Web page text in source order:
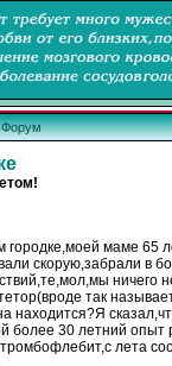
Форум
городке,моей маме 65
скорую,забрали в
так
находится?Я
более 30 летний опыт
лета